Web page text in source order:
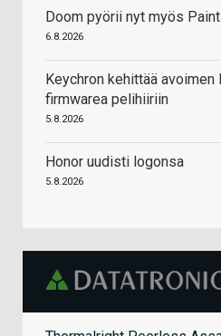
Doom pyörii nyt myös
6.8.2026
Keychron kehittää avoimen
firmwarea pelihiiriin
5.8.2026
Honor uudisti logonsa
5.8.2026